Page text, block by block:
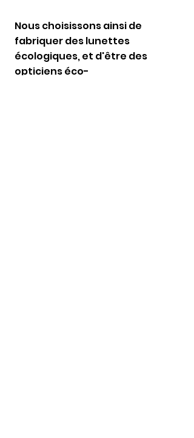
Nous choisissons ainsi de
fabriquer des lunettes
écologiques, et d'être des
opticiens éco-